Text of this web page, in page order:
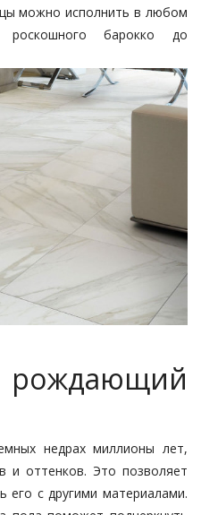
можно исполнить в любом
роскошного барокко до
недрах миллионы лет,
и оттенков. Это позволяет
его с другими материалами.